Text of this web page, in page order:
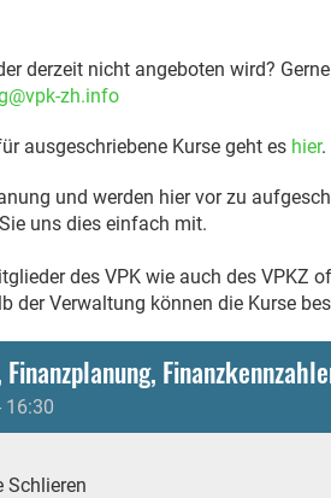
derzeit nicht angeboten wird?
zh.info
ausgeschriebene Kurse geht es hier.
und werden hier vor zu
uns dies einfach mit.
des VPK wie auch des VPKZ
der Verwaltung können die Kurse
16:30
Schlieren